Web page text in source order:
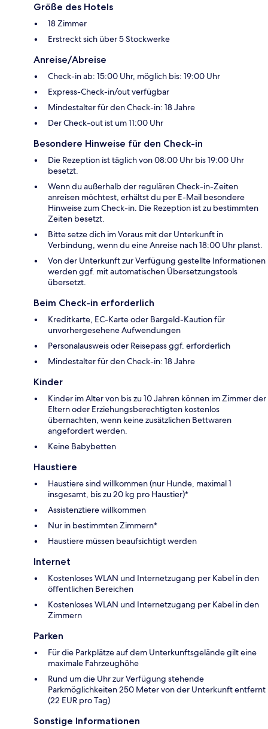
Größe des Hotels
18 Zimmer
Erstreckt sich über 5 Stockwerke
Anreise/Abreise
Check-in ab: 15:00 Uhr, möglich bis: 19:00 Uhr
Express-Check-in/out verfügbar
Mindestalter für den Check-in: 18 Jahre
Der Check-out ist um 11:00 Uhr
Besondere Hinweise für den Check-in
Die Rezeption ist täglich von 08:00 Uhr bis 19:00 Uhr
besetzt.
Wenn du außerhalb der regulären Check-in-Zeiten
anreisen möchtest, erhältst du per E-Mail besondere
Hinweise zum Check-in. Die Rezeption ist zu bestimmten
Zeiten besetzt.
Bitte setze dich im Voraus mit der Unterkunft in
Verbindung, wenn du eine Anreise nach 18:00 Uhr planst.
Von der Unterkunft zur Verfügung gestellte Informationen
werden ggf. mit automatischen Übersetzungstools
übersetzt.
Beim Check-in erforderlich
Kreditkarte, EC-Karte oder Bargeld-Kaution für
unvorhergesehene Aufwendungen
Personalausweis oder Reisepass ggf. erforderlich
Mindestalter für den Check-in: 18 Jahre
Kinder
Kinder im Alter von bis zu 10 Jahren können im Zimmer der
Eltern oder Erziehungsberechtigten kostenlos
übernachten, wenn keine zusätzlichen Bettwaren
angefordert werden.
Keine Babybetten
Haustiere
Haustiere sind willkommen (nur Hunde, maximal 1
insgesamt, bis zu 20 kg pro Haustier)*
Assistenztiere willkommen
Nur in bestimmten Zimmern*
Haustiere müssen beaufsichtigt werden
Internet
Kostenloses WLAN und Internetzugang per Kabel in den
öffentlichen Bereichen
Kostenloses WLAN und Internetzugang per Kabel in den
Zimmern
Parken
Für die Parkplätze auf dem Unterkunftsgelände gilt eine
maximale Fahrzeughöhe
Rund um die Uhr zur Verfügung stehende
Parkmöglichkeiten 250 Meter von der Unterkunft entfernt
(22 EUR pro Tag)
Sonstige Informationen